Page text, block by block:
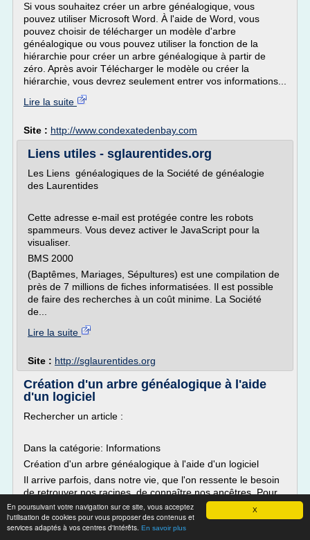
X
En poursuivant votre navigation sur ce site, vous acceptez
l'utilisation de cookies pour vous proposer des contenus et
services adaptés à vos centres d'intérêts. En savoir plus
Si vous souhaitez créer un arbre généalogique, vous
pouvez utiliser Microsoft Word. À l'aide de Word, vous
pouvez choisir de télécharger un modèle d'arbre
généalogique ou vous pouvez utiliser la fonction de la
hiérarchie pour créer un arbre généalogique à partir de
zéro. Après avoir Télécharger le modèle ou créer la
hiérarchie, vous devrez seulement entrer vos informations...
Lire la suite
Site : http://www.condexatedenbay.com
Liens utiles - sglaurentides.org
Les Liens généalogiques de la Société de généalogie
des Laurentides
Cette adresse e-mail est protégée contre les robots
spammeurs. Vous devez activer le JavaScript pour la
visualiser.
BMS 2000
(Baptêmes, Mariages, Sépultures) est une compilation de
près de 7 millions de fiches informatisées. Il est possible
de faire des recherches à un coût minime. La Société
de...
Lire la suite
Site : http://sglaurentides.org
Création d'un arbre généalogique à l'aide
d'un logiciel
Rechercher un article :
Dans la catégorie: Informations
Création d'un arbre généalogique à l'aide d'un logiciel
Il arrive parfois, dans notre vie, que l'on ressente le besoin
de retrouver nos racines, de connaître nos ancêtres. Pour
cela, certaines personnes se lancent dans la reconstitution
de leur arbre généalogique. Aujourd'hui, cela va souvent
beaucoup plus loin que le...